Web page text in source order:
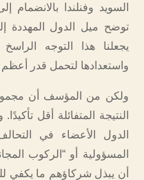
السويد وفنلندا
توضح ميل الدول المهددة
يجعلنا هذا التوجه
واستعدادها لتحمل قدر
ولكن من المؤسف أن
النتيجة المتفائلة أقل
الدول الأعضاء في
المسؤولية أو “الركوب
أن يبذل شركاؤهم ما يكفي